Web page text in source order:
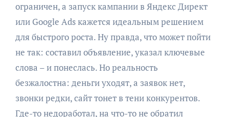
ограничен, а запуск кампании в Яндекс Директ
или Google Ads кажется идеальным решением
для быстрого роста. Ну правда, что может пойти
не так: составил объявление, указал ключевые
слова – и понеслась. Но реальность
безжалостна: деньги уходят, а заявок нет,
звонки редки, сайт тонет в тени конкурентов.
Где-то недоработал, на что-то не обратил